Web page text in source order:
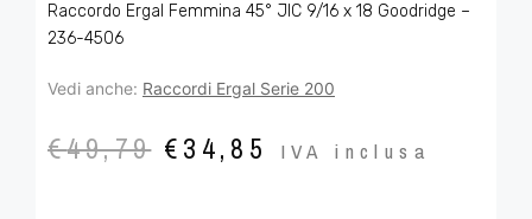
Raccordo Ergal Femmina 45° JIC 9/16 x 18 Goodridge –
236-4506
Vedi anche: Raccordi Ergal Serie 200
€49,79 €34,85 IVA inclusa